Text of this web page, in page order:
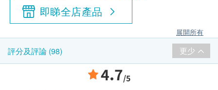
即睇全店產品
展開所有
評分及評論 (98) 更少
4.7/5